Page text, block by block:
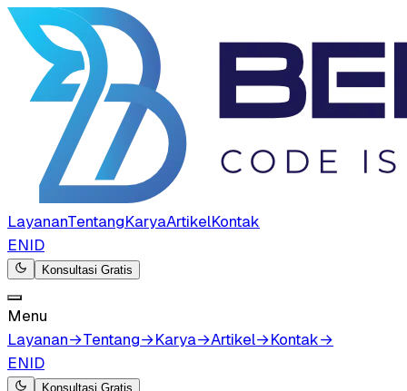
LayananTentangKaryaArtikelKontak
ENID
Konsultasi Gratis
Menu
Layanan→Tentang→Karya→Artikel→Kontak→
ENID
Konsultasi Gratis